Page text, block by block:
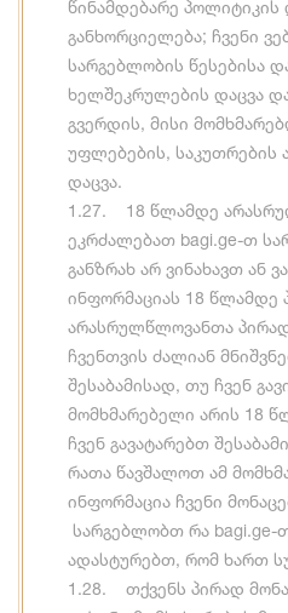
წინამდებარე პოლიტიკის
განხორციელება; ჩვენი
სარგებლობის წესებისა
ხელშეკრულების დაცვა
გვერდის, მისი
უფლებების, საკუთრების
დაცვა.
1.27. 18 წლამდე
ეკრძალებათ bagi.ge-თ
განზრახ არ ვინახავთ ან
ინფორმაციას 18 წლამდე
არასრულწლოვანთა
ჩვენთვის ძალიან
შესაბამისად, თუ ჩვენ
მომხმარებელი არის 18
ჩვენ გავატარებთ
რათა წავშალოთ ამ
ინფორმაცია ჩვენი
სარგებლობთ რა bagi.ge-
ადასტურებთ, რომ ხართ
1.28. თქვენს პირად